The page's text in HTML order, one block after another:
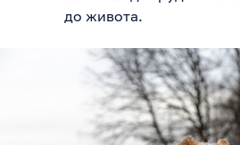
до живота.